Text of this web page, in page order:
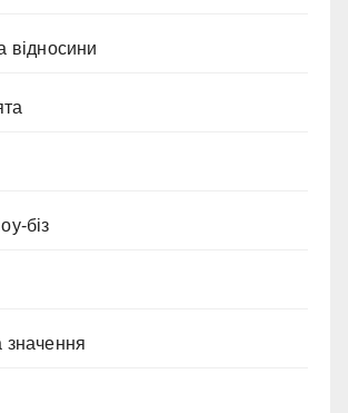
відносини
біз
значення